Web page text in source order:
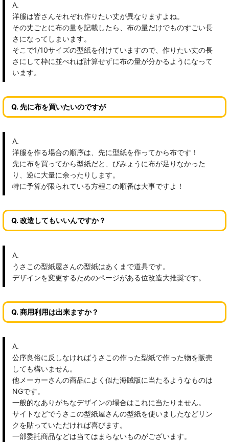
A.
洋服は皆さんそれぞれ作りたい丈が異なりますよね。
その丈ごとに布の量を記載したら、布の量だけでものすごい長
さになってしまいます。
そこで1/10サイズの型紙を付けていますので、作りたい丈の長
さにして枠に並べれば計算せずに布の量が分かるようになって
います。
Q. 先に布を買いたいのですが
A.
洋服を作る場合の順序は、先に型紙を作ってから布です！
先に布を買ってから型紙だと、びみょうに布が足りなかった
り、逆に大量に余ったりします。
特に予算が限られている方程この順番は大事ですよ！
Q. 改造してもいいんですか？
A.
うさこの型紙屋さんの型紙はあくまで道具です。
デザインを変更するためのページがある位改造大推奨です。
Q. 商用利用は出来ますか？
A.
公序良俗に反しなければうさこの作った型紙で作った物を販売
しても構いません。
他メーカーさんの商品によく似た海賊版に当たるようなものは
NGです。
一般的なありがちなデザインの場合はこれに当たりません。
サイトなどでうさこの型紙屋さんの型紙を使いましたなどリン
クを貼っていただければ喜びます。
一部委託商品などは当てはまらないものがございます。